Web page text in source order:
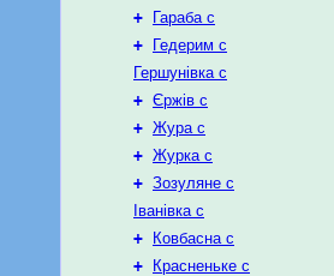
+
Гараба c
+
Гедерим c
Гершунівка с
+ Єржів c
+ Жура c
+ Журка c
+ Зозуляне c
Іванівка с
+
Ковбасна c
+
Красненьке c